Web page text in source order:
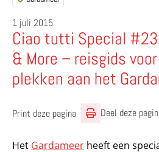
1 juli 2015
Ciao tutti Special
& More – reisgids
plekken aan het
Print deze pagina Deel deze
Het Gardameer heeft een